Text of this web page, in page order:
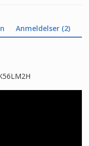
Anmeldelser (2)